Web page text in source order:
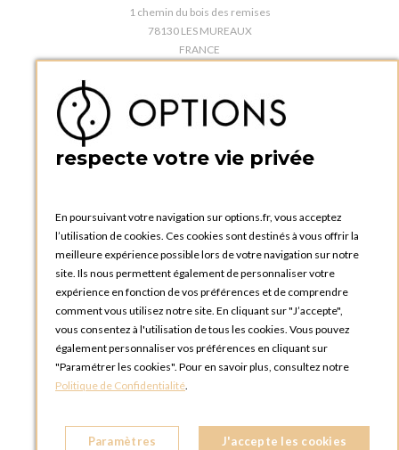
1 chemin du bois des remises
78130 LES MUREAUX
FRANCE
BOUTIQUE OPTIONS - PARIS 5E
5 quai de la tournelle
FRANCE
OPTIONS ROUEN
Rue du Clos Tellier
76800 Saint-Etienne-du-Rouvray
FRANCE
Téléphone :+33 2 35 08 38 53
OPTIONS TOULOUSE
6 rue Gaye Marie, ZAC de Saint-Martin du Touch
31300 Toulouse
FRANCE
respecte votre vie privée
En poursuivant votre navigation sur options.fr, vous acceptez
l’utilisation de cookies. Ces cookies sont destinés à vous offrir la
meilleure expérience possible lors de votre navigation sur notre
site. Ils nous permettent également de personnaliser votre
expérience en fonction de vos préférences et de comprendre
comment vous utilisez notre site. En cliquant sur "J’accepte",
vous consentez à l'utilisation de tous les cookies. Vous pouvez
également personnaliser vos préférences en cliquant sur
"Paramétrer les cookies". Pour en savoir plus, consultez notre
Politique de Confidentialité.
Paramètres J'accepte les cookies